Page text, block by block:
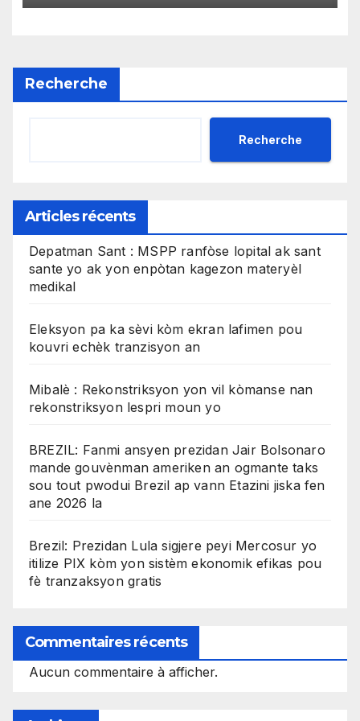
gratis
Recherche
Recherche
Articles récents
Depatman Sant : MSPP ranfòse lopital ak sant
sante yo ak yon enpòtan kagezon materyèl
medikal
Eleksyon pa ka sèvi kòm ekran lafimen pou
kouvri echèk tranzisyon an
Mibalè : Rekonstriksyon yon vil kòmanse nan
rekonstriksyon lespri moun yo
BREZIL: Fanmi ansyen prezidan Jair Bolsonaro
mande gouvènman ameriken an ogmante taks
sou tout pwodui Brezil ap vann Etazini jiska fen
ane 2026 la
Brezil: Prezidan Lula sigjere peyi Mercosur yo
itilize PIX kòm yon sistèm ekonomik efikas pou
fè tranzaksyon gratis
Commentaires récents
Aucun commentaire à afficher.